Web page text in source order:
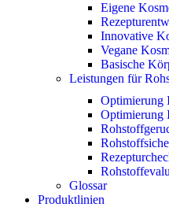
Eigene
Innovative
Vegane
Basische
Leistungen für
Optimierung
Optimierung
Glossar
Produktlinien